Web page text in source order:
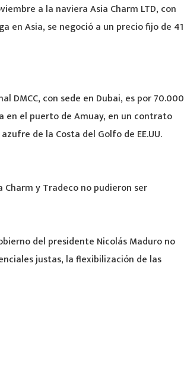
a la naviera Asia Charm LTD, con
en Asia, se negoció a un precio fijo de 41
DMCC, con sede en Dubai, es por 70.000
el puerto de Amuay, en un contrato
de la Costa del Golfo de EE.UU.
Charm y Tradeco no pudieron ser
del presidente Nicolás Maduro no
justas, la flexibilización de las